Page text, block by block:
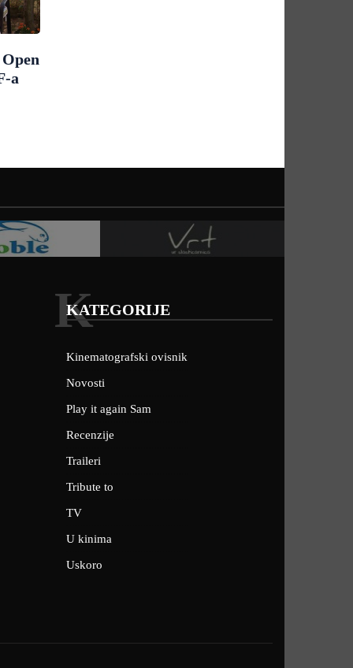
a
KATEGORIJE
K
Kinematografski ovisnik
Novosti
Play it again Sam
Recenzije
Traileri
Tribute to
TV
U kinima
Uskoro